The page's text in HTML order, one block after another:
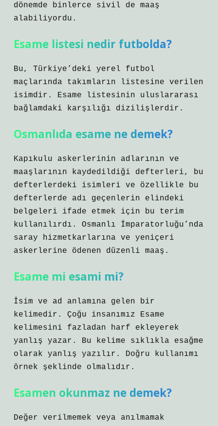
dönemde binlerce sivil de maaş
alabiliyordu.
Esame listesi nedir futbolda?
Bu, Türkiye’deki yerel futbol
maçlarında takımların listesine verilen
isimdir. Esame listesinin uluslararası
bağlamdaki karşılığı dizilişlerdir.
Osmanlıda esame ne demek?
Kapıkulu askerlerinin adlarının ve
maaşlarının kaydedildiği defterleri, bu
defterlerdeki isimleri ve özellikle bu
defterlerde adı geçenlerin elindeki
belgeleri ifade etmek için bu terim
kullanılırdı. Osmanlı İmparatorluğu’nda
saray hizmetkarlarına ve yeniçeri
askerlerine ödenen düzenli maaş.
Esame mi esami mi?
İsim ve ad anlamına gelen bir
kelimedir. Çoğu insanımız Esame
kelimesini fazladan harf ekleyerek
yanlış yazar. Bu kelime sıklıkla esağme
olarak yanlış yazılır. Doğru kullanımı
örnek şeklinde olmalıdır.
Esamen okunmaz ne demek?
Değer verilmemek veya anılmamak